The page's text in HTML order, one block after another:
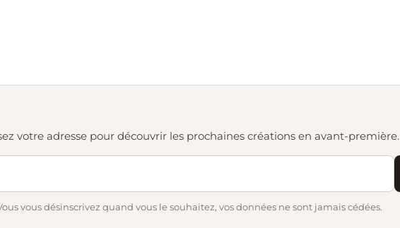
votre adresse pour découvrir les prochaines créations en avant-première.
vous désinscrivez quand vous le souhaitez, vos données ne sont jamais cédées.